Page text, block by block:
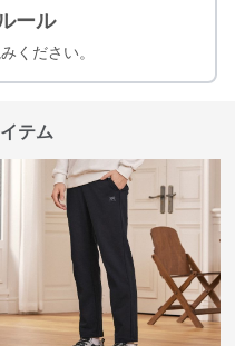
ール
ください。
テム